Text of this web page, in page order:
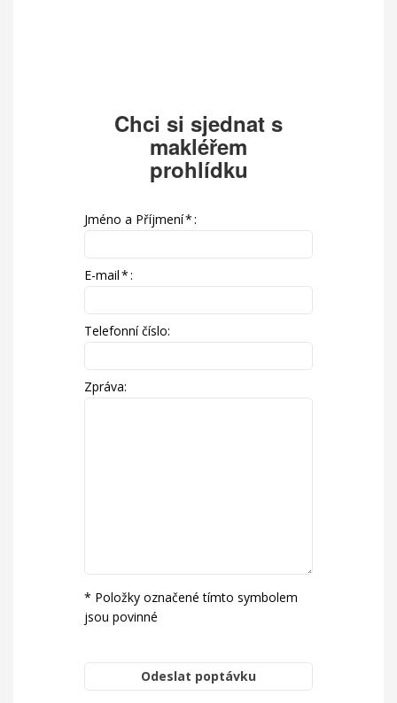
Chci si sjednat s
makléřem
prohlídku
Jméno a Příjmení*:
E-mail*:
Telefonní číslo:
Zpráva:
* Položky označené tímto symbolem
jsou povinné